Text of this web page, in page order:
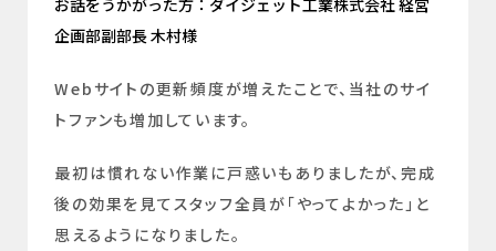
お話をうかがった方：ダイジェット工業株式会社 経営
企画部副部長 木村様
Webサイトの更新頻度が増えたことで、当社のサイ
トファンも増加しています。
最初は慣れない作業に戸惑いもありましたが、完成
後の効果を見てスタッフ全員が「やってよかった」と
思えるようになりました。